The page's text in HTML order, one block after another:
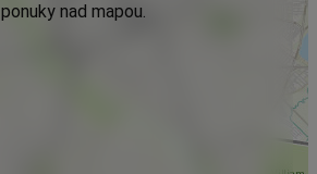
ponuky nad mapou.